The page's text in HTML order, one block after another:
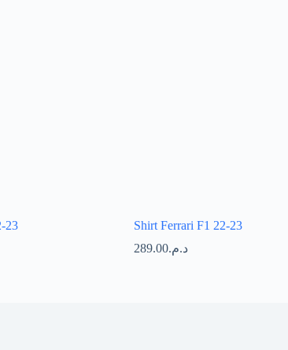
23
Shirt Ferrari F1 22-23
د.م.289.00